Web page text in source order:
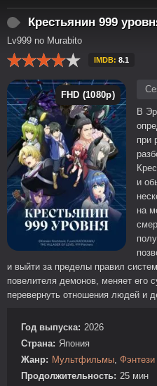
Крестьянин 999
Lv999 no Murabito
IMDB: 8.1
FHD (1080p)
В
при
и
на
и выйти за пределы правил
повелителя демонов, меняет его
перевернуть отношения людей и
Год выпуска: 2026
Страна: Япония
Жанр: Мультфильмы, Фэнтези
Продолжительность: 25 мин